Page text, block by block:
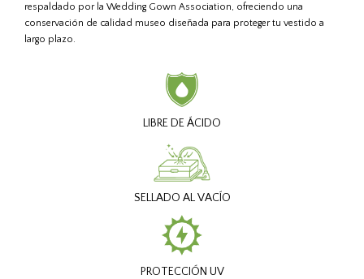
respaldado por la Wedding Gown Association, ofreciendo una
conservación de calidad museo diseñada para proteger tu vestido a
largo plazo.
LIBRE DE ÁCIDO
SELLADO AL VACÍO
PROTECCIÓN UV